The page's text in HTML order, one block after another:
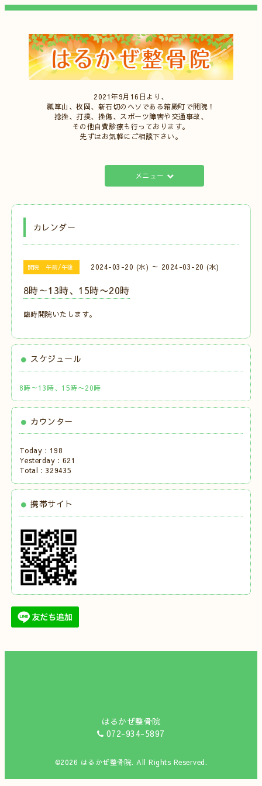
2021年9月16日より、
瓢箪山、枚岡、新石切のヘソである箱殿町で開院！
捻挫、打撲、挫傷、スポーツ障害や交通事故、
その他自費診療も行っております。
先ずはお気軽にご相談下さい。
メニュー
カレンダー
開院 午前/午後 2024-03-20 (水) ～ 2024-03-20 (水)
8時～13時、15時〜20時
臨時開院いたします。
スケジュール
8時～13時、15時〜20時
カウンター
Today : 198
Yesterday : 621
Total : 329435
携帯サイト
はるかぜ整骨院
072-934-5897
©2026 はるかぜ整骨院. All Rights Reserved.